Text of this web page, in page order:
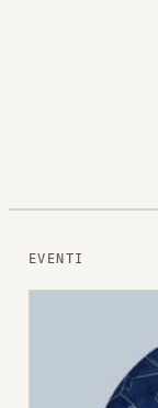
EVENTI